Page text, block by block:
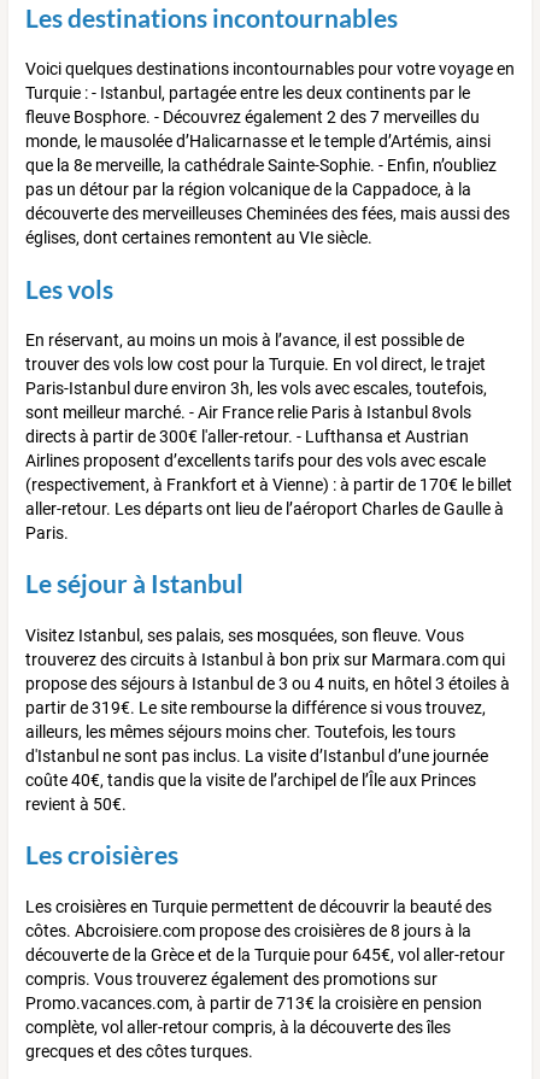
Les destinations incontournables
Voici quelques destinations incontournables pour votre voyage en
Turquie : - Istanbul, partagée entre les deux continents par le
fleuve Bosphore. - Découvrez également 2 des 7 merveilles du
monde, le mausolée d’Halicarnasse et le temple d’Artémis, ainsi
que la 8e merveille, la cathédrale Sainte-Sophie. - Enfin, n’oubliez
pas un détour par la région volcanique de la Cappadoce, à la
découverte des merveilleuses Cheminées des fées, mais aussi des
églises, dont certaines remontent au VIe siècle.
Les vols
En réservant, au moins un mois à l’avance, il est possible de
trouver des vols low cost pour la Turquie. En vol direct, le trajet
Paris-Istanbul dure environ 3h, les vols avec escales, toutefois,
sont meilleur marché. - Air France relie Paris à Istanbul 8vols
directs à partir de 300€ l'aller-retour. - Lufthansa et Austrian
Airlines proposent d’excellents tarifs pour des vols avec escale
(respectivement, à Frankfort et à Vienne) : à partir de 170€ le billet
aller-retour. Les départs ont lieu de l’aéroport Charles de Gaulle à
Paris.
Le séjour à Istanbul
Visitez Istanbul, ses palais, ses mosquées, son fleuve. Vous
trouverez des circuits à Istanbul à bon prix sur Marmara.com qui
propose des séjours à Istanbul de 3 ou 4 nuits, en hôtel 3 étoiles à
partir de 319€. Le site rembourse la différence si vous trouvez,
ailleurs, les mêmes séjours moins cher. Toutefois, les tours
d'Istanbul ne sont pas inclus. La visite d’Istanbul d’une journée
coûte 40€, tandis que la visite de l’archipel de l’Île aux Princes
revient à 50€.
Les croisières
Les croisières en Turquie permettent de découvrir la beauté des
côtes. Abcroisiere.com propose des croisières de 8 jours à la
découverte de la Grèce et de la Turquie pour 645€, vol aller-retour
compris. Vous trouverez également des promotions sur
Promo.vacances.com, à partir de 713€ la croisière en pension
complète, vol aller-retour compris, à la découverte des îles
grecques et des côtes turques.